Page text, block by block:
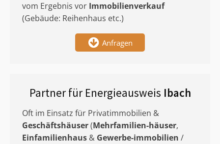
vom Ergebnis vor Immobilienverkauf
(Gebäude: Reihenhaus etc.)
Anfragen
Partner für Energieausweis Ibach
Oft im Einsatz für Privatimmobilien &
Geschäftshäuser(Mehrfamilien-häuser,
Einfamilienhaus & Gewerbe-immobilien /